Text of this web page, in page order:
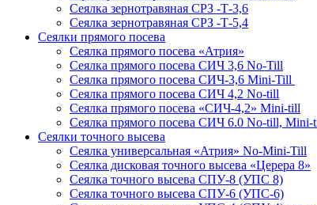
Сеялка зернотравяная СРЗ -Т-3,6
Сеялка зернотравяная СРЗ -Т-5,4
Сеялки прямого посева
Сеялка прямого посева «Атрия»
Сеялка прямого посева СИЧ 3,6 No-Till
Сеялка прямого посева СИЧ-3,6 Mini-Till
Сеялка прямого посева СИЧ 4,2 No-till
Сеялка прямого посева «СИЧ-4,2» Mini-till
Сеялка прямого посева СИЧ 6.0 No-till, Mini-
Сеялки точного высева
Сеялка универсальная «Атрия» No-Mini-Till
Сеялка дисковая точного высева «Церера 8»
Сеялка точного высева СПУ-8 (УПС 8)
Сеялка точного высева СПУ-6 (УПС-6)